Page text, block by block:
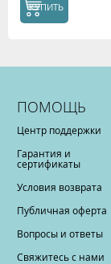
КУПИТЬ
ПОМОЩЬ
Центр поддержки
Гарантия и
сертификаты
Условия возврата
Публичная оферта
Вопросы и ответы
Свяжитесь с нами